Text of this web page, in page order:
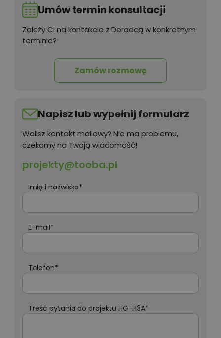
Umów termin konsultacji
Zależy Ci na kontakcie z Doradcą w konkretnym
terminie?
Zamów rozmowę
Napisz lub wypełnij formularz
Wolisz kontakt mailowy? Nie ma problemu,
czekamy na Twoją wiadomość!
projekty@tooba.pl
Imię i nazwisko*
E-mail*
Telefon*
Treść pytania do projektu HG-H3A*